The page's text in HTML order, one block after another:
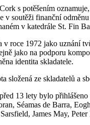
s potěšením
v soutěži finanční
v katedrále St. Fin
v roce 1972 jako uznání
jako na podporu
identita skladatele.
složená ze skladatelů a
13 lety bylo
Séamas de Barra,
James May,